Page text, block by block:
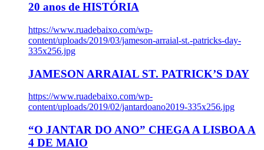
20 anos de HISTÓRIA
https://www.ruadebaixo.com/wp-
content/uploads/2019/03/jameson-arraial-st.-patricks-day-
335x256.jpg
JAMESON ARRAIAL ST. PATRICK’S DAY
https://www.ruadebaixo.com/wp-
content/uploads/2019/02/jantardoano2019-335x256.jpg
“O JANTAR DO ANO” CHEGA A LISBOA A
4 DE MAIO